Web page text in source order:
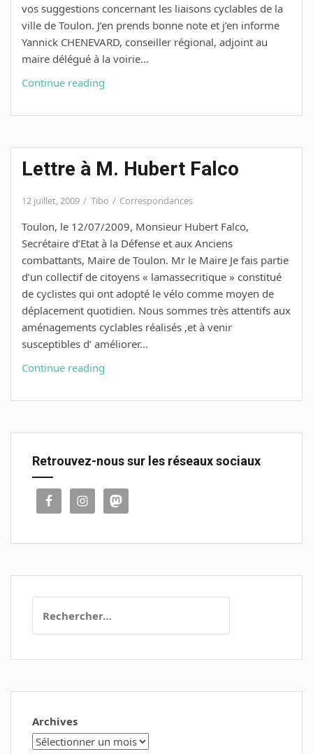
vos suggestions concernant les liaisons cyclables de la
ville de Toulon. J’en prends bonne note et j’en informe
Yannick CHENEVARD, conseiller régional, adjoint au
maire délégué à la voirie…
Continue reading
M.
Falco
Lettre à M. Hubert Falco
12 juillet, 2009 Tibo Correspondances
Toulon, le 12/07/2009, Monsieur Hubert Falco,
Secrétaire d’Etat à la Défense et aux Anciens
combattants, Maire de Toulon. Mr le Maire Je fais partie
d’un collectif de citoyens « lamassecritique » constitué
de cyclistes qui ont adopté le vélo comme moyen de
déplacement quotidien. Nous sommes très attentifs aux
aménagements cyclables réalisés ,et à venir
susceptibles d’ améliorer…
Continue reading
M.
Falco
Retrouvez-nous sur les réseaux sociaux
Archives